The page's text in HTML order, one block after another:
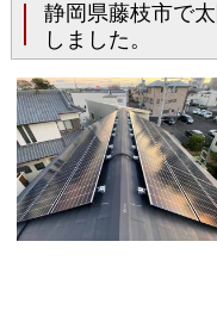
静岡県藤枝市で
しました。